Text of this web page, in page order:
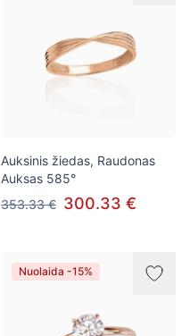
Auksinis žiedas, Raudonas
Auksas 585°
353.33 € 300.33 €
Nuolaida -15%